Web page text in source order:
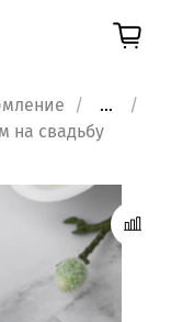
...
на свадьбу